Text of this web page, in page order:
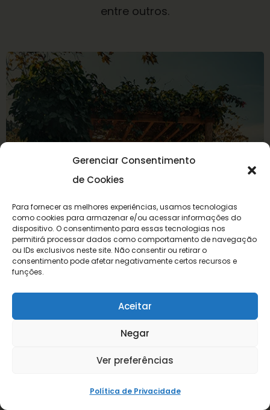
Gerenciar Consentimento
de Cookies
Para fornecer as melhores experiências, usamos tecnologias
como cookies para armazenar e/ou acessar informações do
dispositivo. O consentimento para essas tecnologias nos
permitirá processar dados como comportamento de navegação
ou IDs exclusivos neste site. Não consentir ou retirar o
consentimento pode afetar negativamente certos recursos e
funções.
Aceitar
Negar
Ver preferências
Política de Privacidade
entre outros.